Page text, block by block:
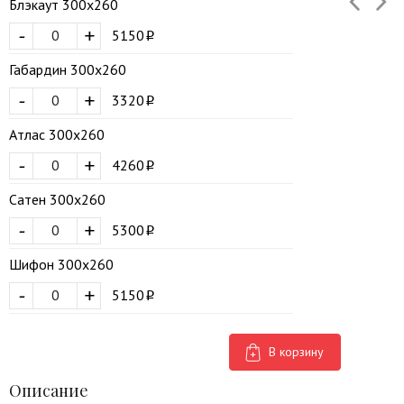
Блэкаут 300х260
+
-
5150
Габардин 300х260
+
-
3320
Атлас 300х260
+
-
4260
Сатен 300х260
+
-
5300
Шифон 300х260
+
- 5150
В корзину
Описание